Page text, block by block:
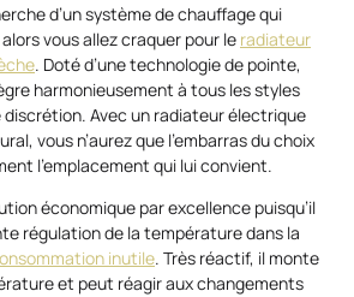
d’un système de chauffage qui
vous allez craquer pour le radiateur
. Doté d’une technologie de pointe,
harmonieusement à tous les styles
discrétion. Avec un radiateur électrique
vous n’aurez que l’embarras du choix
l’emplacement qui lui convient.
économique par excellence puisqu’il
régulation de la température dans la
inutile. Très réactif, il monte
et peut réagir aux changements